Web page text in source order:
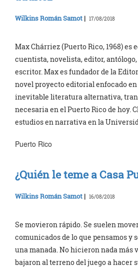
Wilkins Román Samot | 17/08/2018
Max Chárriez (Puerto Rico, 1968) es
cuentista, novelista, editor,
escritor. Max es fundador de la
novel proyecto editorial enfocado
inevitable literatura alternativa,
necesaria en el Puerto Rico de hoy.
estudios en narrativa en la
Puerto Rico
¿Quién le teme a Casa
Wilkins Román Samot | 16/08/2018
Se movieron rápido. Se suelen
comunicados de lo que pensamos y
una manada. No hicieron nada más
bajaron al terreno del juego a hacer